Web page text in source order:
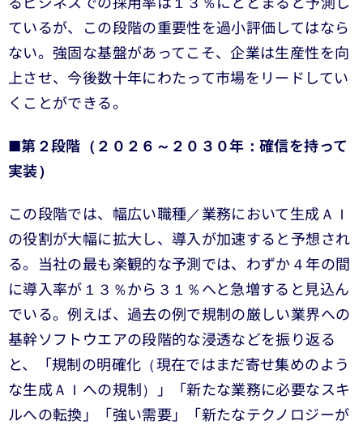
るビジネスでの採用率は１３％にとどまると予測し
ているが、この段階の重要性を過小評価してはなら
ない。強固な基盤があってこそ、企業は生産性を向
上させ、今後数十年にわたって市場をリードしてい
くことができる。
■第２段階（２０２６～２０３０年：確信を持って
実装）
この段階では、幅広い職種／業務において生成ＡＩ
の役割が大幅に拡大し、導入が加速すると予想され
る。当社の最も楽観的な予測では、わずか４年の間
に導入率が１３％から３１％へと急増すると見込ん
でいる。例えば、過去の例で規制の厳しい業界への
基幹ソフトウエアの段階的な浸透などを振り返る
と、「規制の明確化（現在ではまだ寄せ集めのよう
な生成ＡＩへの規制）」「新たな業務に必要なスキ
ルへの転換」「強い需要」「新たなテクノロジーが